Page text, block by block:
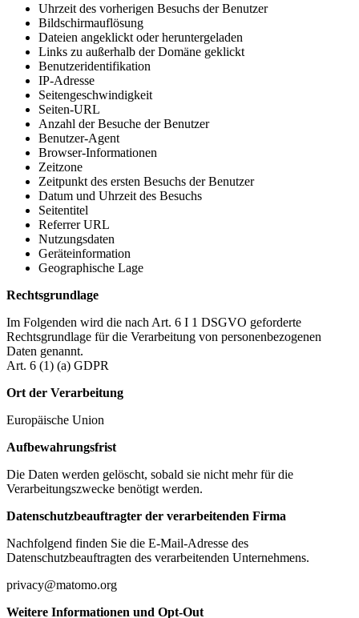
Uhrzeit des vorherigen Besuchs der Benutzer
Bildschirmauflösung
Dateien angeklickt oder heruntergeladen
Links zu außerhalb der Domäne geklickt
Benutzeridentifikation
IP-Adresse
Seitengeschwindigkeit
Seiten-URL
Anzahl der Besuche der Benutzer
Benutzer-Agent
Browser-Informationen
Zeitzone
Zeitpunkt des ersten Besuchs der Benutzer
Datum und Uhrzeit des Besuchs
Seitentitel
Referrer URL
Nutzungsdaten
Geräteinformation
Geographische Lage
Rechtsgrundlage
Im Folgenden wird die nach Art. 6 I 1 DSGVO geforderte
Rechtsgrundlage für die Verarbeitung von personenbezogenen
Daten genannt.
Art. 6 (1) (a) GDPR
Ort der Verarbeitung
Europäische Union
Aufbewahrungsfrist
Die Daten werden gelöscht, sobald sie nicht mehr für die
Verarbeitungszwecke benötigt werden.
Datenschutzbeauftragter der verarbeitenden Firma
Nachfolgend finden Sie die E-Mail-Adresse des
Datenschutzbeauftragten des verarbeitenden Unternehmens.
privacy@matomo.org
Weitere Informationen und Opt-Out